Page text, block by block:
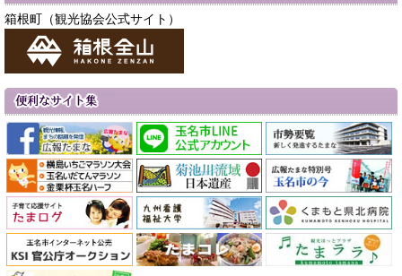
箱根町（観光協会公式サイト）